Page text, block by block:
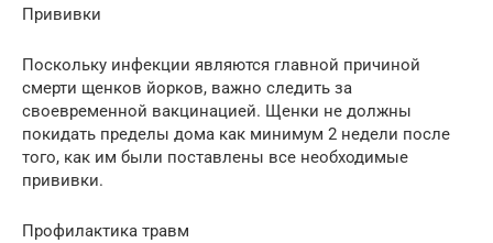
Прививки
Поскольку инфекции являются главной причиной
смерти щенков йорков, важно следить за
своевременной вакцинацией. Щенки не должны
покидать пределы дома как минимум 2 недели после
того, как им были поставлены все необходимые
прививки.
Профилактика травм